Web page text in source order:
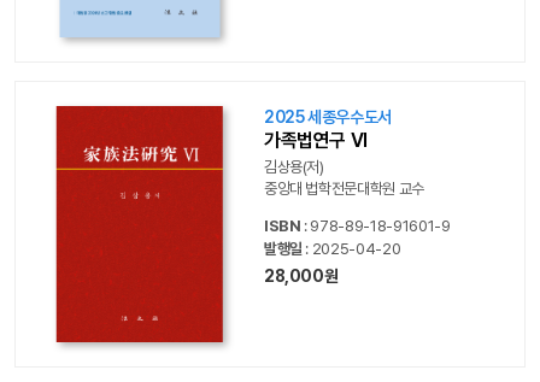
2025 세종우수도서
가족법연구 VI
김상용(저)
중앙대 법학전문대학원 교수
ISBN : 978-89-18-91601-9
발행일 : 2025-04-20
28,000원